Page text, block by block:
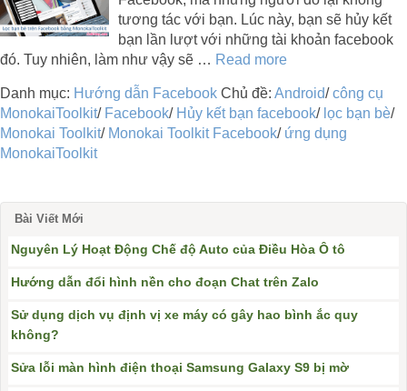
tương tác với bạn. Lúc này, bạn sẽ hủy kết
bạn lần lượt với những tài khoản facebook
đó. Tuy nhiên, làm như vậy sẽ … Read more
Danh mục: Hướng dẫn Facebook Chủ đề: Android/công cụ
MonokaiToolkit/ Facebook/ Hủy kết bạn facebook/ lọc bạn bè/
Monokai Toolkit/ Monokai Toolkit Facebook/ ứng dụng
MonokaiToolkit
Bài Viết Mới
Nguyên Lý Hoạt Động Chế độ Auto của Điều Hòa Ô tô
Hướng dẫn đổi hình nền cho đoạn Chat trên Zalo
Sử dụng dịch vụ định vị xe máy có gây hao bình ắc quy
không?
Sửa lỗi màn hình điện thoại Samsung Galaxy S9 bị mờ